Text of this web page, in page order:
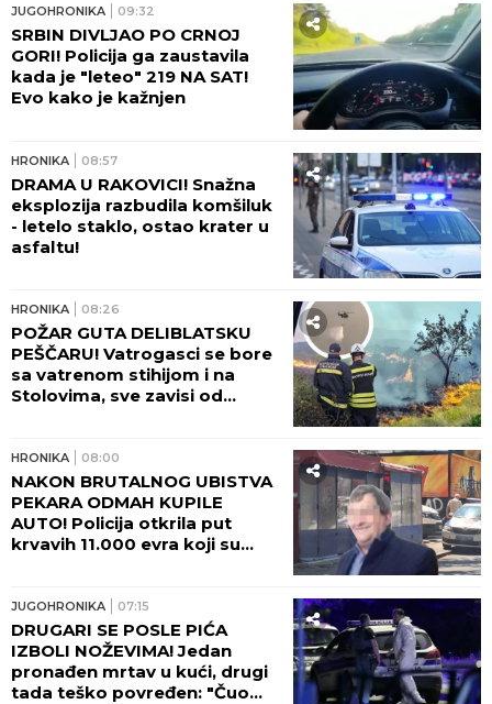
PAMTE!
JUGOHRONIKA 09:32
SRBIN DIVLJAO PO CRNOJ
GORI! Policija ga zaustavila
kada je "leteo" 219 NA SAT!
Evo kako je kažnjen
HRONIKA 08:57
DRAMA U RAKOVICI! Snažna
eksplozija razbudila komšiluk
- letelo staklo, ostao krater u
asfaltu!
HRONIKA 08:26
POŽAR GUTA DELIBLATSKU
PEŠČARU! Vatrogasci se bore
sa vatrenom stihijom i na
Stolovima, sve zavisi od
HRONIKA 08:00
NAKON BRUTALNOG UBISTVA
PEKARA ODMAH KUPILE
AUTO! Policija otkrila put
krvavih 11.000 evra koji su
plen!
JUGOHRONIKA 07:15
DRUGARI SE POSLE PIĆA
IZBOLI NOŽEVIMA! Jedan
pronađen mrtav u kući, drugi
tada teško povređen: "Čuo